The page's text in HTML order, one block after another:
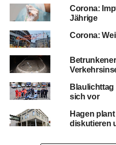
Corona:
Jährige
Corona:
sich vor
Hagen
diskutieren